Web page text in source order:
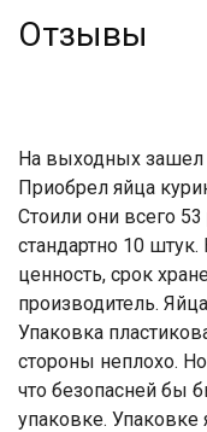
Отзывы
На выходных зашел
Приобрел яйца
Стоили они всего
стандартно 10
ценность, срок
производитель.
Упаковка
стороны неплохо.
что безопасней бы
упаковке.